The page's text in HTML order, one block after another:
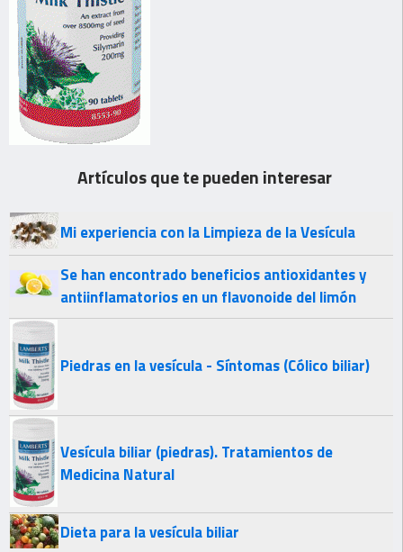
Artículos que te pueden interesar
Mi experiencia con la Limpieza de la Vesícula
Se han encontrado beneficios antioxidantes y
antiinflamatorios en un flavonoide del limón
Piedras en la vesícula - Síntomas (Cólico biliar)
Vesícula biliar (piedras). Tratamientos de
Medicina Natural
Dieta para la vesícula biliar